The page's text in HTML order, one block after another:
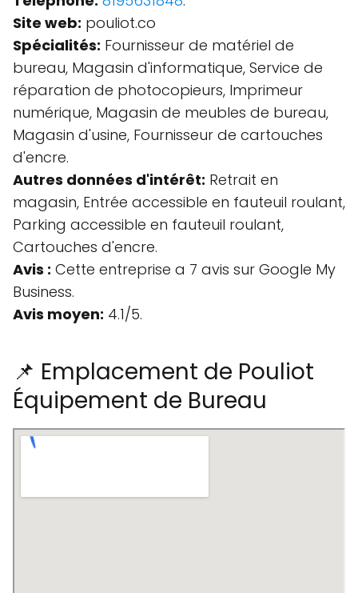
Site web: pouliot.co
Spécialités: Fournisseur de matériel de
bureau, Magasin d'informatique, Service de
réparation de photocopieurs, Imprimeur
numérique, Magasin de meubles de bureau,
Magasin d'usine, Fournisseur de cartouches
d'encre.
Autres données d'intérêt: Retrait en
magasin, Entrée accessible en fauteuil roulant,
Parking accessible en fauteuil roulant,
Cartouches d'encre.
Avis : Cette entreprise a 7 avis sur Google My
Business.
Avis moyen: 4.1/5.
📌 Emplacement de Pouliot
Équipement de Bureau